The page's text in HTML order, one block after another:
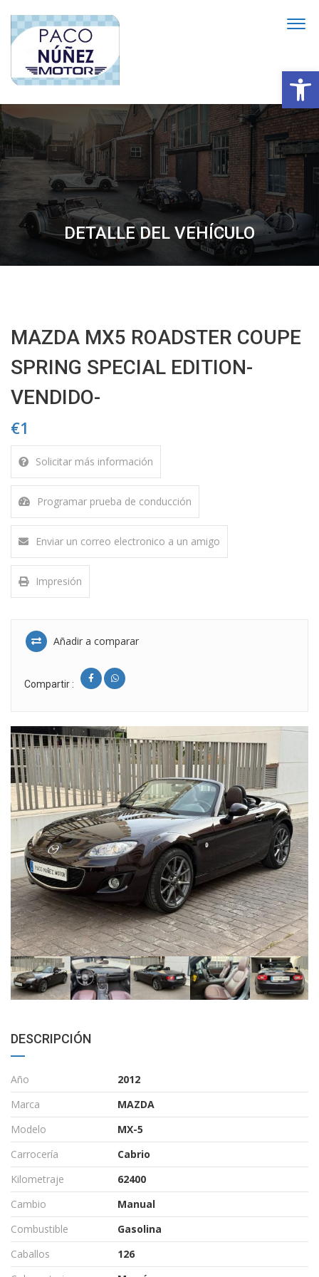
DETALLE DEL VEHÍCULO
MAZDA MX5 ROADSTER COUPE
SPRING SPECIAL EDITION-
VENDIDO-
€1
Solicitar más información
Programar prueba de conducción
Enviar un correo electronico a un amigo
Impresión
Añadir a comparar
Compartir :
DESCRIPCIÓN
Año
2012
Marca
MAZDA
Modelo
MX-5
Carrocería
Cabrio
Kilometraje
62400
Cambio
Manual
Combustible
Gasolina
Caballos
126